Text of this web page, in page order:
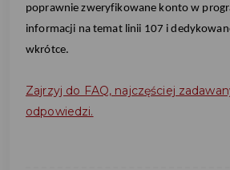
poprawnie zweryfikowane konto w
informacji na temat linii 107 i
wkrótce.
Zajrzyj do FAQ, najczęściej
odpowiedzi.